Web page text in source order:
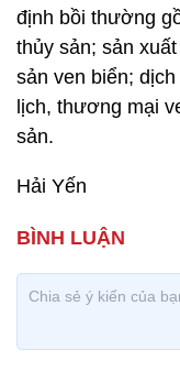
định bồi thường
thủy sản; sản
sản ven biển;
lịch, thương mại
sản.
Hải Yến